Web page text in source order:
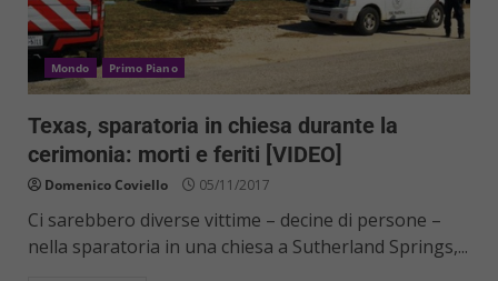
Mondo Primo Piano
Texas, sparatoria in chiesa durante la
cerimonia: morti e feriti [VIDEO]
Domenico Coviello 05/11/2017
Ci sarebbero diverse vittime – decine di persone –
nella sparatoria in una chiesa a Sutherland Springs,...